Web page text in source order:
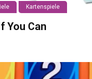
Kartenspiele
You Can